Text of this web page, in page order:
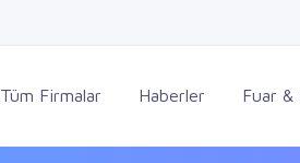
Tüm Firmalar Haberler Fuar &